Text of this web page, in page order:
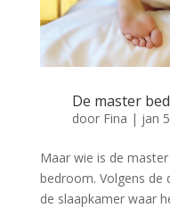
De master
door Fina | jan
Maar wie is de
bedroom. Volgens de
de slaapkamer waar